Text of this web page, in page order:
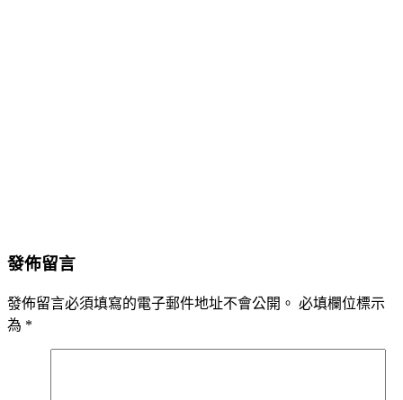
發佈留言
發佈留言必須填寫的電子郵件地址不會公開。 必填欄位標示
為 *